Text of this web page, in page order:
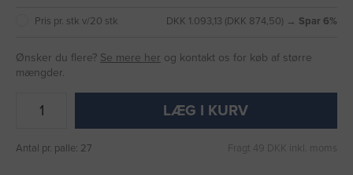
Pris pr. stk v/20 stk DKK 1.093,13 (DKK 874,50) → Spar 6%
Ønsker du flere? Se mere her og kontakt os for køb af større
mængder.
LÆG I KURV
Antal pr. palle: 27 Fragt 49 DKK inkl. moms